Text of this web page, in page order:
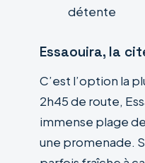
détente
Essaouira, la
C’est l’option la
2h45 de route,
immense plage
une promenade.